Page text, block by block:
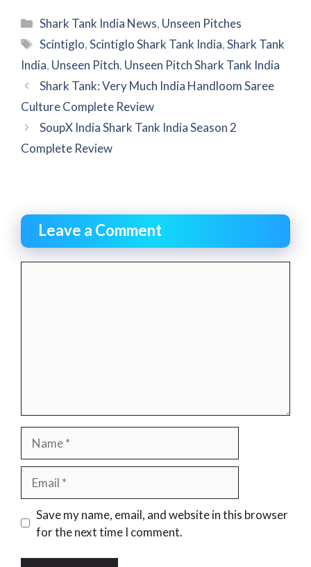
Categories
Shark Tank India News, Unseen Pitches
Tags
Scintiglo,Scintiglo Shark Tank India,Shark Tank
India, Unseen Pitch, Unseen Pitch Shark Tank India
Shark Tank: Very Much India Handloom Saree
Culture Complete Review
SoupX India Shark Tank India Season 2
Complete Review
Leave a Comment
Website
Save my name, email, and website in this browser
for the next time I comment.